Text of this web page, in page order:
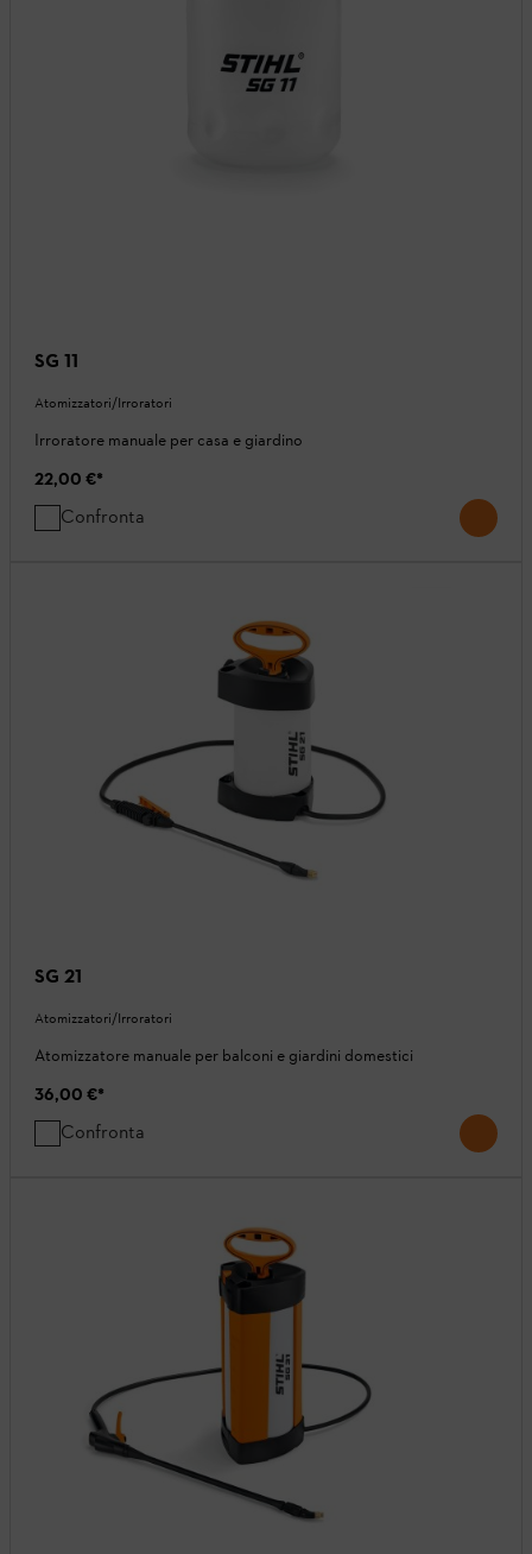
SG 11
Atomizzatori/Irroratori
Irroratore manuale per casa e giardino
22,00 €*
Confronta
SG 21
Atomizzatori/Irroratori
Atomizzatore manuale per balconi e giardini domestici
36,00 €*
Confronta